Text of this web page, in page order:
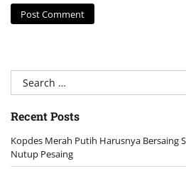
Search
for:
Recent Posts
Kopdes Merah Putih Harusnya Bersaing
Nutup Pesaing